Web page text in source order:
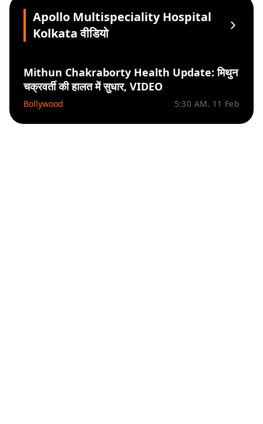
Apollo Multispeciality Hospital
Kolkata वीडियो
Mithun Chakraborty Health Update: मिथुन
चक्रवर्ती की हालत में सुधार, VIDEO
Bollywood 5:30 AM. 11 Feb